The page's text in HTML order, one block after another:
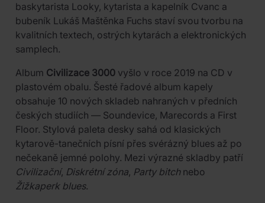
baskytarista Looky, kytarista a kapelník Cvanc a
bubeník Lukáš Maštěnka Fuchs staví svou tvorbu na
kvalitních textech, ostrých kytarách a elektronických
samplech.
Album Civilizace 3000 vyšlo v roce 2019 na CD v
plastovém obalu. Šesté řadové album kapely
obsahuje 10 nových skladeb nahraných v předních
českých studiích — Soundevice, Marecords a First
Floor. Stylová paleta desky sahá od klasických
kytarově-tanečních písní přes svérázný blues až po
nečekaně jemné polohy. Mezi výrazné skladby patří
Civilizační, Diskrétní zóna, Party bitchnebo
Žižkaperk blues.